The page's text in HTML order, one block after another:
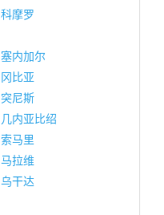
科摩罗
塞内加尔
冈比亚
突尼斯
几内亚比绍
索马里
马拉维
乌干达